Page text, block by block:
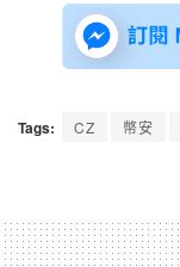
Tags: CZ 幣安